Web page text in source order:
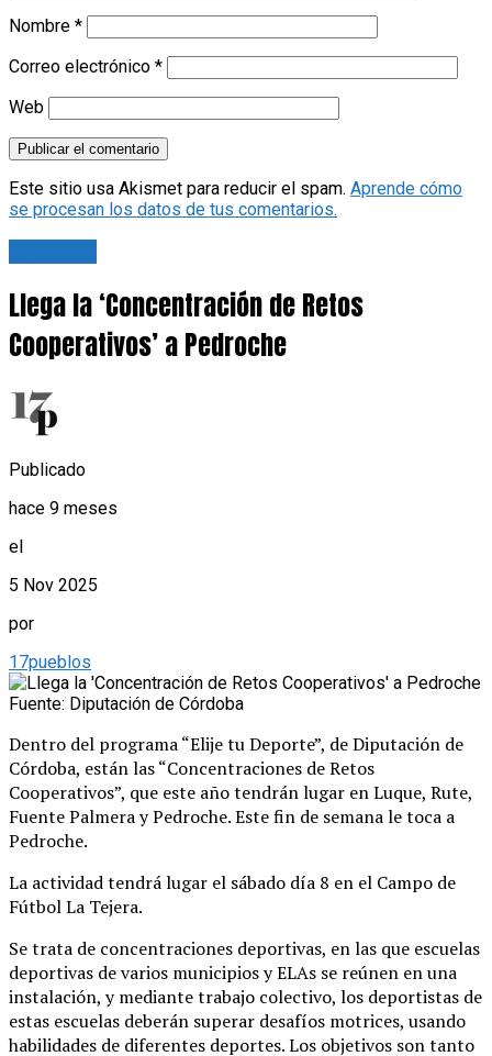
Nombre *
Correo electrónico *
Web
Este sitio usa Akismet para reducir el spam. Aprende cómo
se procesan los datos de tus comentarios.
Llega la ‘Concentración de Retos
Cooperativos’ a Pedroche
Publicado
hace 9 meses
el
5 Nov 2025
por
17pueblos
Fuente: Diputación de Córdoba
Dentro del programa “Elije tu Deporte”, de Diputación de
Córdoba, están las “Concentraciones de Retos
Cooperativos”, que este año tendrán lugar en Luque, Rute,
Fuente Palmera y Pedroche. Este fin de semana le toca a
Pedroche.
La actividad tendrá lugar el sábado día 8 en el Campo de
Fútbol La Tejera.
Se trata de concentraciones deportivas, en las que escuelas
deportivas de varios municipios y ELAs se reúnen en una
instalación, y mediante trabajo colectivo, los deportistas de
estas escuelas deberán superar desafíos motrices, usando
habilidades de diferentes deportes. Los objetivos son tanto